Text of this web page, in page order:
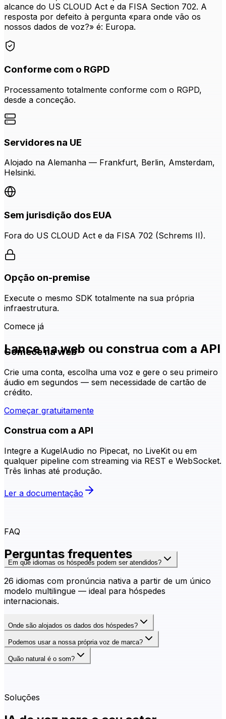
alcance do US CLOUD Act e da FISA Section 702. A
resposta por defeito à pergunta «para onde vão os
nossos dados de voz?» é: Europa.
Conforme com o RGPD
Processamento totalmente conforme com o RGPD,
desde a conceção.
Servidores na UE
Alojado na Alemanha — Frankfurt, Berlin, Amsterdam,
Helsinki.
Sem jurisdição dos EUA
Fora do US CLOUD Act e da FISA 702 (Schrems II).
Opção on-premise
Execute o mesmo SDK totalmente na sua própria
infraestrutura.
Comece já
Lance na web ou construa com a API
Comece na web
Crie uma conta, escolha uma voz e gere o seu primeiro
áudio em segundos — sem necessidade de cartão de
crédito.
Começar gratuitamente
Construa com a API
Integre a KugelAudio no Pipecat, no LiveKit ou em
qualquer pipeline com streaming via REST e WebSocket.
Três linhas até produção.
Ler a documentação
FAQ
Perguntas frequentes
Em que idiomas os hóspedes podem ser atendidos?
26 idiomas com pronúncia nativa a partir de um único
modelo multilingue — ideal para hóspedes
internacionais.
Onde são alojados os dados dos hóspedes?
Podemos usar a nossa própria voz de marca?
Quão natural é o som?
Soluções